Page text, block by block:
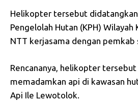
Helikopter tersebut
Pengelolah Hutan (KPH)
NTT kerjasama dengan pemkab
Rencananya, helikopter
memadamkan api di kawasan
Api Ile Lewotolok.